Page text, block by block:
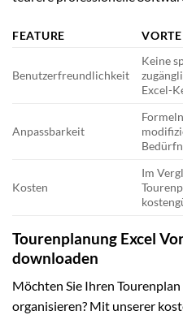
FEATURE
Benutzerfreundlichkeit
Keine
Excel-
Anpassbarkeit
Kosten
Im
Tourenplanung Excel
downloaden
Möchten Sie Ihren
organisieren? Mit unserer